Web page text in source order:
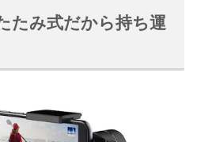
たみ式だから持ち運